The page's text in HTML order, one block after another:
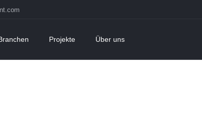
Projekte Über uns